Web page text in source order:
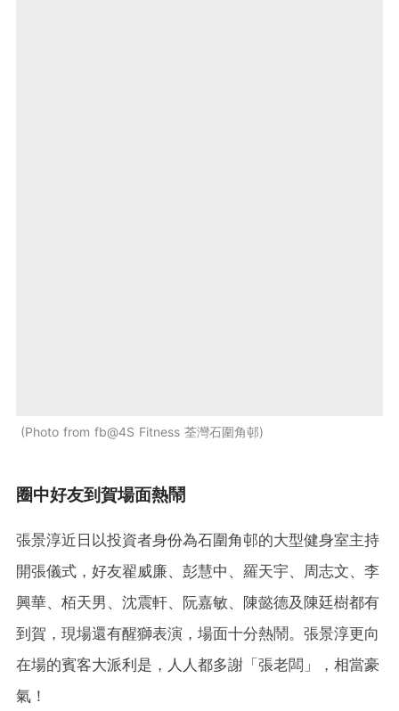
Photo from fb@4S Fitness 荃灣石圍角邨
圈中好友到賀場面熱鬧
張景淳近日以投資者身份為石圍角邨的大型健身室主持
開張儀式，好友翟威廉、彭慧中、羅天宇、周志文、李
興華、栢天男、沈震軒、阮嘉敏、陳懿德及陳廷樹都有
到賀，現場還有醒獅表演，場面十分熱鬧。張景淳更向
在場的賓客大派利是，人人都多謝「張老闆」，相當豪
氣！